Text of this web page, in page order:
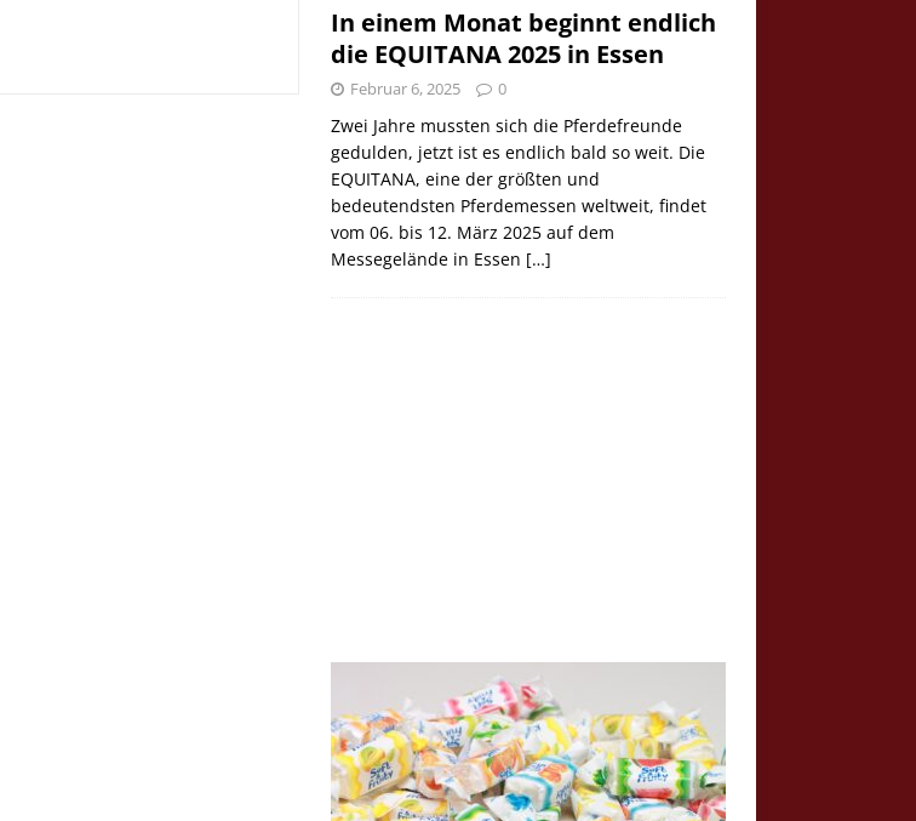
In einem Monat beginnt endlich
die EQUITANA 2025 in Essen
Februar 6, 2025 0
Zwei Jahre mussten sich die Pferdefreunde
gedulden, jetzt ist es endlich bald so weit. Die
EQUITANA, eine der größten und
bedeutendsten Pferdemessen weltweit, findet
vom 06. bis 12. März 2025 auf dem
Messegelände in Essen […]